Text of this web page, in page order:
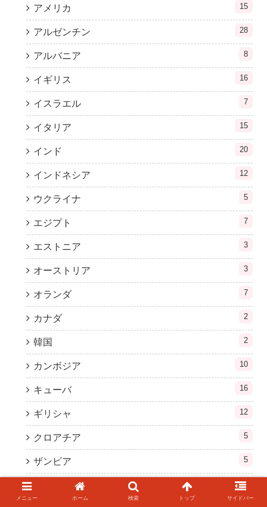
アメリカ 15
アルゼンチン 28
アルバニア 8
イギリス 16
イスラエル 7
イタリア 15
インド 20
インドネシア 12
ウクライナ 5
エジプト 7
エストニア 3
オーストリア 3
オランダ 7
カナダ 2
韓国 2
カンボジア 10
キューバ 16
ギリシャ 12
クロアチア 5
ザンビア 5
ジンバブエ 2
メニュー ホーム 検索 トップ サイドバー